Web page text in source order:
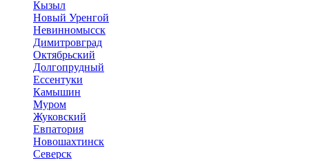
Кызыл
Новый Уренгой
Невинномысск
Димитровград
Октябрьский
Долгопрудный
Ессентуки
Камышин
Муром
Жуковский
Евпатория
Новошахтинск
Северск